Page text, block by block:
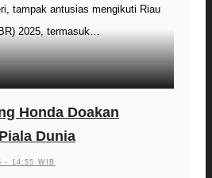
tampak antusias mengikuti Riau
2025, termasuk…
Honda Doakan
Dunia
- 14:55 WIB